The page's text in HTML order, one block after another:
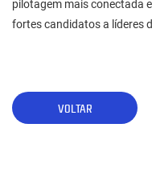
pilotagem mais conectada
fortes candidatos a líderes
VOLTAR